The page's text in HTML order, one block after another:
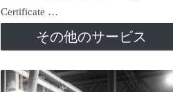
Certificate …
その他のサービス